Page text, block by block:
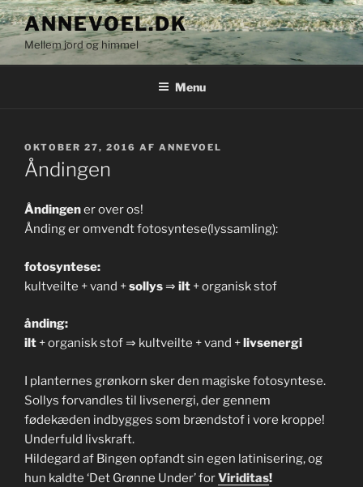
Videre
til
indhold
ANNEVOEL.DK
Mellem jord og himmel
Menu
UDGIVET
DEN
OKTOBER 27, 2016 AF ANNEVOEL
Åndingen
Åndingener over os!
Ånding er omvendt fotosyntese(lyssamling):
fotosyntese:
kultveilte + vand +sollys⇒ ilt + organisk stof
ånding:
ilt + organisk stof ⇒ kultveilte + vand +livsenergi
I planternes grønkorn sker den magiske fotosyntese.
Sollys forvandles til livsenergi, der gennem
fødekæden indbygges som brændstof i vore kroppe!
Underfuld livskraft.
Hildegard af Bingen opfandt sin egen latinisering, og
hun kaldte ‘Det Grønne Under’ forViriditas!